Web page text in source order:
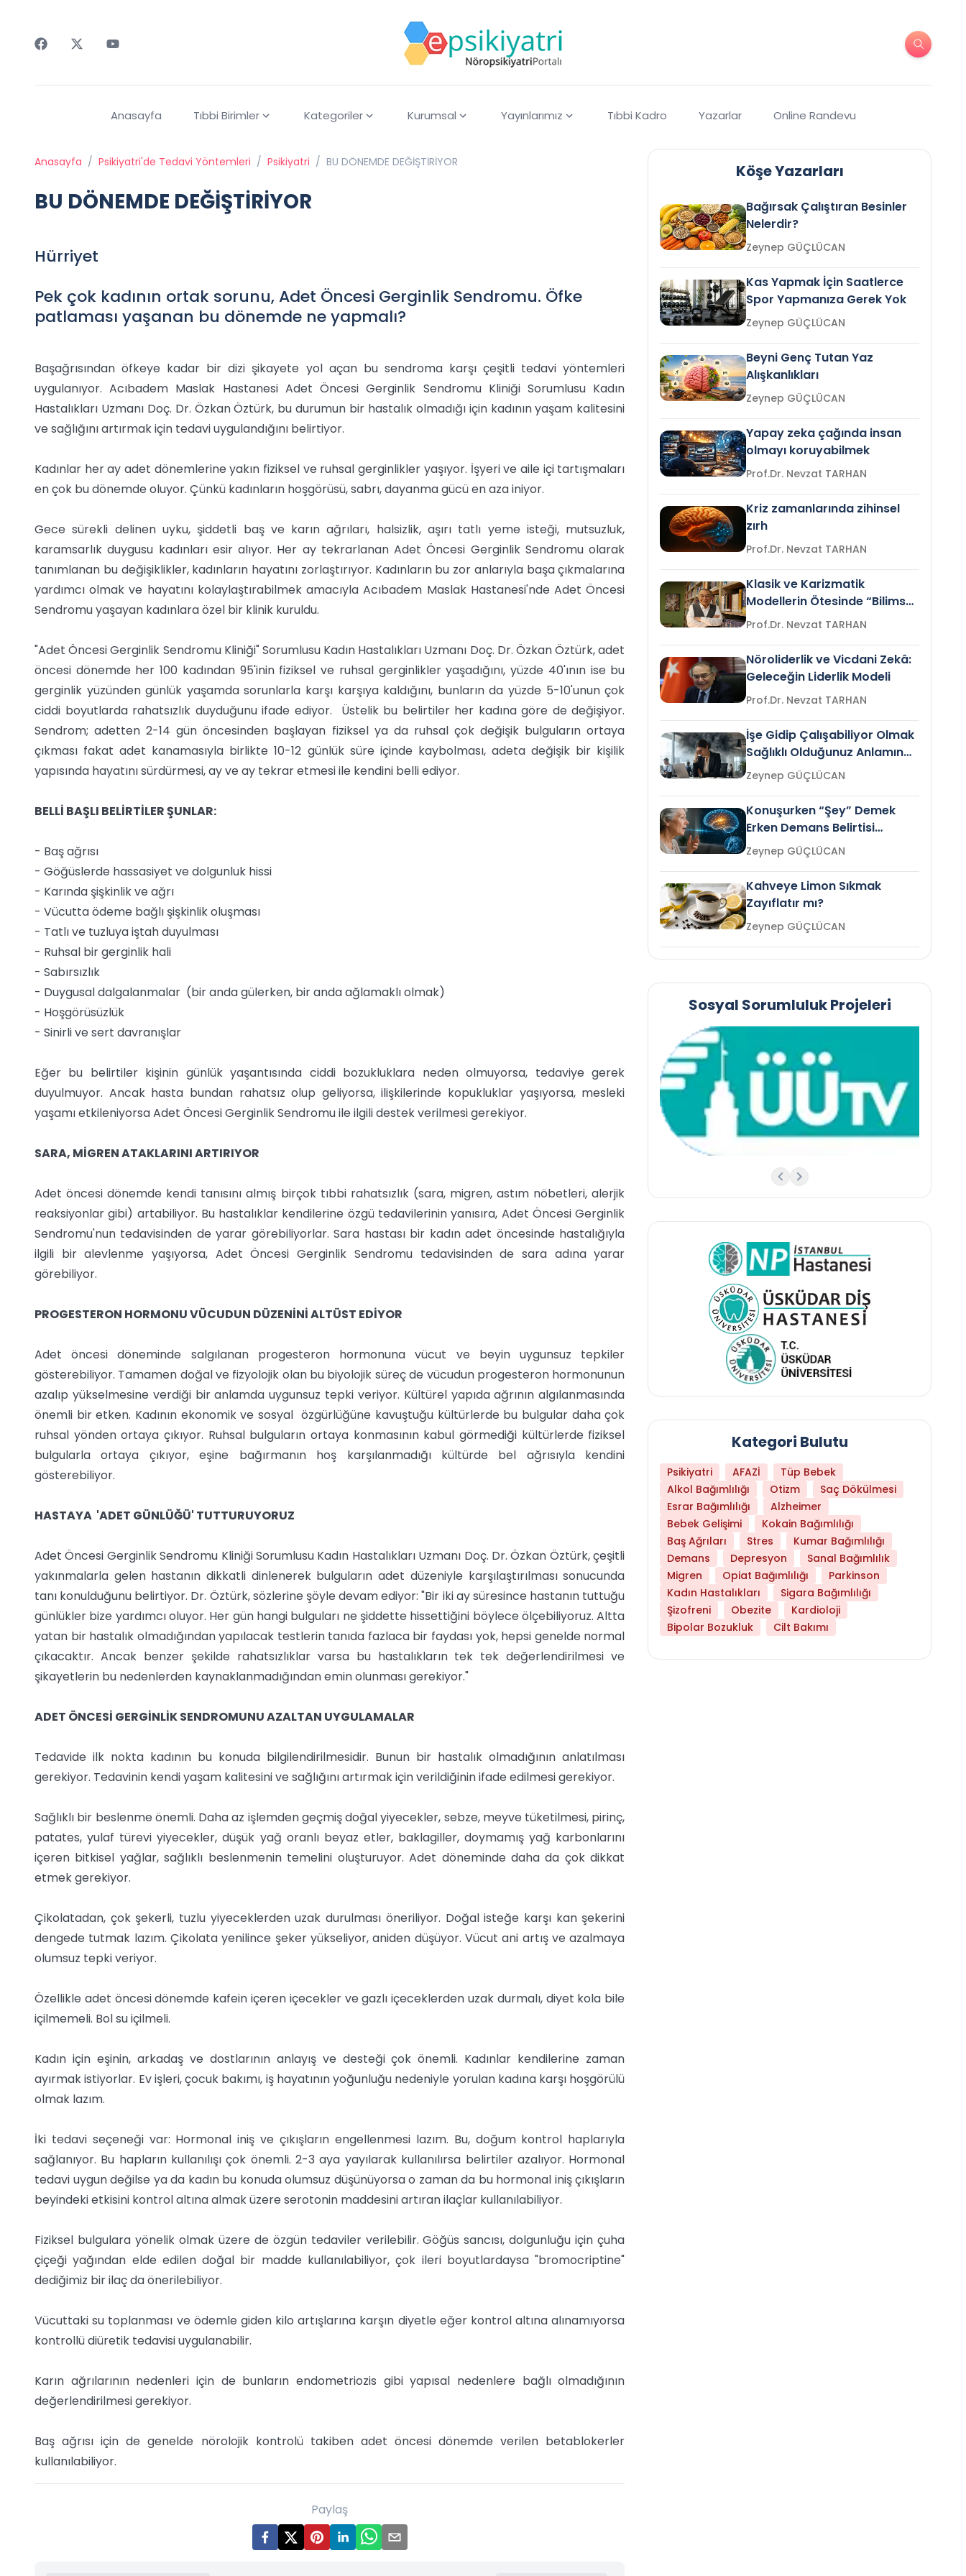
Anasayfa Tıbbi Birimler Kategoriler Kurumsal Yayınlarımız Tıbbi Kadro Yazarlar Online Randevu
Anasayfa / Psikiyatri'de Tedavi Yöntemleri / Psikiyatri / BU DÖNEMDE DEĞİŞTİRİYOR
BU DÖNEMDE DEĞİŞTİRİYOR
Hürriyet
Pek çok kadının ortak sorunu, Adet Öncesi Gerginlik Sendromu. Öfke
patlaması yaşanan bu dönemde ne yapmalı?
Başağrısından öfkeye kadar bir dizi şikayete yol açan bu sendroma karşı çeşitli tedavi yöntemleri
uygulanıyor. Acıbadem Maslak Hastanesi Adet Öncesi Gerginlik Sendromu Kliniği Sorumlusu Kadın
Hastalıkları Uzmanı Doç. Dr. Özkan Öztürk, bu durumun bir hastalık olmadığı için kadının yaşam kalitesini
ve sağlığını artırmak için tedavi uygulandığını belirtiyor.
Kadınlar her ay adet dönemlerine yakın fiziksel ve ruhsal gerginlikler yaşıyor. İşyeri ve aile içi tartışmaları
en çok bu dönemde oluyor. Çünkü kadınların hoşgörüsü, sabrı, dayanma gücü en aza iniyor.
Gece sürekli delinen uyku, şiddetli baş ve karın ağrıları, halsizlik, aşırı tatlı yeme isteği, mutsuzluk,
karamsarlık duygusu kadınları esir alıyor. Her ay tekrarlanan Adet Öncesi Gerginlik Sendromu olarak
tanımlanan bu değişiklikler, kadınların hayatını zorlaştırıyor. Kadınların bu zor anlarıyla başa çıkmalarına
yardımcı olmak ve hayatını kolaylaştırabilmek amacıyla Acıbadem Maslak Hastanesi'nde Adet Öncesi
Sendromu yaşayan kadınlara özel bir klinik kuruldu.
"Adet Öncesi Gerginlik Sendromu Kliniği" Sorumlusu Kadın Hastalıkları Uzmanı Doç. Dr. Özkan Öztürk, adet
öncesi dönemde her 100 kadından 95'inin fiziksel ve ruhsal gerginlikler yaşadığını, yüzde 40'ının ise bu
gerginlik yüzünden günlük yaşamda sorunlarla karşı karşıya kaldığını, bunların da yüzde 5-10'unun çok
ciddi boyutlarda rahatsızlık duyduğunu ifade ediyor. Üstelik bu belirtiler her kadına göre de değişiyor.
Sendrom; adetten 2-14 gün öncesinden başlayan fiziksel ya da ruhsal çok değişik bulguların ortaya
çıkması fakat adet kanamasıyla birlikte 10-12 günlük süre içinde kaybolması, adeta değişik bir kişilik
yapısında hayatını sürdürmesi, ay ve ay tekrar etmesi ile kendini belli ediyor.
BELLİ BAŞLI BELİRTİLER ŞUNLAR:
- Baş ağrısı
- Göğüslerde hassasiyet ve dolgunluk hissi
- Karında şişkinlik ve ağrı
- Vücutta ödeme bağlı şişkinlik oluşması
- Tatlı ve tuzluya iştah duyulması
- Ruhsal bir gerginlik hali
- Sabırsızlık
- Duygusal dalgalanmalar (bir anda gülerken, bir anda ağlamaklı olmak)
- Hoşgörüsüzlük
- Sinirli ve sert davranışlar
Eğer bu belirtiler kişinin günlük yaşantısında ciddi bozukluklara neden olmuyorsa, tedaviye gerek
duyulmuyor. Ancak hasta bundan rahatsız olup geliyorsa, ilişkilerinde kopukluklar yaşıyorsa, mesleki
yaşamı etkileniyorsa Adet Öncesi Gerginlik Sendromu ile ilgili destek verilmesi gerekiyor.
SARA, MİGREN ATAKLARINI ARTIRIYOR
Adet öncesi dönemde kendi tanısını almış birçok tıbbi rahatsızlık (sara, migren, astım nöbetleri, alerjik
reaksiyonlar gibi) artabiliyor. Bu hastalıklar kendilerine özgü tedavilerinin yanısıra, Adet Öncesi Gerginlik
Sendromu'nun tedavisinden de yarar görebiliyorlar. Sara hastası bir kadın adet öncesinde hastalığıyla
ilgili bir alevlenme yaşıyorsa, Adet Öncesi Gerginlik Sendromu tedavisinden de sara adına yarar
görebiliyor.
PROGESTERON HORMONU VÜCUDUN DÜZENİNİ ALTÜST EDİYOR
Adet öncesi döneminde salgılanan progesteron hormonuna vücut ve beyin uygunsuz tepkiler
gösterebiliyor. Tamamen doğal ve fizyolojik olan bu biyolojik süreç de vücudun progesteron hormonunun
azalıp yükselmesine verdiği bir anlamda uygunsuz tepki veriyor. Kültürel yapıda ağrının algılanmasında
önemli bir etken. Kadının ekonomik ve sosyal özgürlüğüne kavuştuğu kültürlerde bu bulgular daha çok
ruhsal yönden ortaya çıkıyor. Ruhsal bulguların ortaya konmasının kabul görmediği kültürlerde fiziksel
bulgularla ortaya çıkıyor, eşine bağırmanın hoş karşılanmadığı kültürde bel ağrısıyla kendini
gösterebiliyor.
HASTAYA 'ADET GÜNLÜĞÜ' TUTTURUYORUZ
Adet Öncesi Gerginlik Sendromu Kliniği Sorumlusu Kadın Hastalıkları Uzmanı Doç. Dr. Özkan Öztürk, çeşitli
yakınmalarla gelen hastanın dikkatli dinlenerek bulguların adet düzeniyle karşılaştırılması sonucunda
tanı konulduğunu belirtiyor. Dr. Öztürk, sözlerine şöyle devam ediyor: "Bir iki ay süresince hastanın tuttuğu
günlükler bize yardımcı oluyor. Her gün hangi bulguları ne şiddette hissettiğini böylece ölçebiliyoruz. Altta
yatan bir hastalık olmadığından yapılacak testlerin tanıda fazlaca bir faydası yok, hepsi genelde normal
çıkacaktır. Ancak benzer şekilde rahatsızlıklar varsa bu hastalıkların tek tek değerlendirilmesi ve
şikayetlerin bu nedenlerden kaynaklanmadığından emin olunması gerekiyor."
ADET ÖNCESİ GERGİNLİK SENDROMUNU AZALTAN UYGULAMALAR
Tedavide ilk nokta kadının bu konuda bilgilendirilmesidir. Bunun bir hastalık olmadığının anlatılması
gerekiyor. Tedavinin kendi yaşam kalitesini ve sağlığını artırmak için verildiğinin ifade edilmesi gerekiyor.
Sağlıklı bir beslenme önemli. Daha az işlemden geçmiş doğal yiyecekler, sebze, meyve tüketilmesi, pirinç,
patates, yulaf türevi yiyecekler, düşük yağ oranlı beyaz etler, baklagiller, doymamış yağ karbonlarını
içeren bitkisel yağlar, sağlıklı beslenmenin temelini oluşturuyor. Adet döneminde daha da çok dikkat
etmek gerekiyor.
Çikolatadan, çok şekerli, tuzlu yiyeceklerden uzak durulması öneriliyor. Doğal isteğe karşı kan şekerini
dengede tutmak lazım. Çikolata yenilince şeker yükseliyor, aniden düşüyor. Vücut ani artış ve azalmaya
olumsuz tepki veriyor.
Özellikle adet öncesi dönemde kafein içeren içecekler ve gazlı içeceklerden uzak durmalı, diyet kola bile
içilmemeli. Bol su içilmeli.
Kadın için eşinin, arkadaş ve dostlarının anlayış ve desteği çok önemli. Kadınlar kendilerine zaman
ayırmak istiyorlar. Ev işleri, çocuk bakımı, iş hayatının yoğunluğu nedeniyle yorulan kadına karşı hoşgörülü
olmak lazım.
İki tedavi seçeneği var: Hormonal iniş ve çıkışların engellenmesi lazım. Bu, doğum kontrol haplarıyla
sağlanıyor. Bu hapların kullanılışı çok önemli. 2-3 aya yayılarak kullanılırsa belirtiler azalıyor. Hormonal
tedavi uygun değilse ya da kadın bu konuda olumsuz düşünüyorsa o zaman da bu hormonal iniş çıkışların
beyindeki etkisini kontrol altına almak üzere serotonin maddesini artıran ilaçlar kullanılabiliyor.
Fiziksel bulgulara yönelik olmak üzere de özgün tedaviler verilebilir. Göğüs sancısı, dolgunluğu için çuha
çiçeği yağından elde edilen doğal bir madde kullanılabiliyor, çok ileri boyutlardaysa "bromocriptine"
dediğimiz bir ilaç da önerilebiliyor.
Vücuttaki su toplanması ve ödemle giden kilo artışlarına karşın diyetle eğer kontrol altına alınamıyorsa
kontrollü diüretik tedavisi uygulanabilir.
Karın ağrılarının nedenleri için de bunların endometriozis gibi yapısal nedenlere bağlı olmadığının
değerlendirilmesi gerekiyor.
Baş ağrısı için de genelde nörolojik kontrolü takiben adet öncesi dönemde verilen betablokerler
kullanılabiliyor.
Paylaş
Köşe Yazarları
Bağırsak Çalıştıran Besinler
Nelerdir?
Zeynep GÜÇLÜCAN
Kas Yapmak İçin Saatlerce
Spor Yapmanıza Gerek Yok
Zeynep GÜÇLÜCAN
Beyni Genç Tutan Yaz
Alışkanlıkları
Zeynep GÜÇLÜCAN
Yapay zeka çağında insan
olmayı koruyabilmek
Prof.Dr. Nevzat TARHAN
Kriz zamanlarında zihinsel
zırh
Prof.Dr. Nevzat TARHAN
Klasik ve Karizmatik
Modellerin Ötesinde “Bilimsel
Liderlik”
Prof.Dr. Nevzat TARHAN
Nöroliderlik ve Vicdani Zekâ:
Geleceğin Liderlik Modeli
Prof.Dr. Nevzat TARHAN
İşe Gidip Çalışabiliyor Olmak
Sağlıklı Olduğunuz Anlamına
Gelir mi?Zeynep GÜÇLÜCAN
Konuşurken “Şey” Demek
Erken Demans Belirtisi
Olabilir mi?Zeynep GÜÇLÜCAN
Kahveye Limon Sıkmak
Zayıflatır mı?
Zeynep GÜÇLÜCAN
Sosyal Sorumluluk Projeleri
Kategori Bulutu
Psikiyatri AFAZİ
Tüp Bebek
Alkol Bağımlılığı
Otizm
Saç Dökülmesi
Esrar Bağımlılığı
Alzheimer
Bebek Gelişimi
Kokain Bağımlılığı
Baş Ağrıları
Stres
Kumar Bağımlılığı
Demans
Depresyon
Sanal Bağımlılık
Migren
Opiat Bağımlılığı
Parkinson
Kadın Hastalıkları
Sigara Bağımlılığı
Şizofreni
Obezite
Kardioloji
Bipolar Bozukluk
Cilt Bakımı